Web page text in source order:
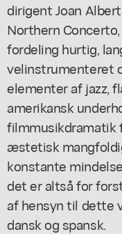
dirigent Joan
Northern Concerto,
fordeling hurtig,
velinstrumenteret
elementer af jazz,
amerikansk
æstetisk
konstante
det er altså for
af hensyn til dette
dansk og spansk.